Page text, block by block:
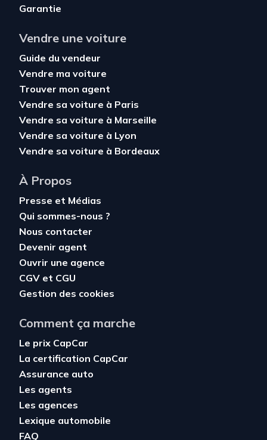
Garantie
Vendre une voiture
Guide du vendeur
Vendre ma voiture
Trouver mon agent
Vendre sa voiture à Paris
Vendre sa voiture à Marseille
Vendre sa voiture à Lyon
Vendre sa voiture à Bordeaux
À Propos
Presse et Médias
Qui sommes-nous ?
Nous contacter
Devenir agent
Ouvrir une agence
CGV et CGU
Gestion des cookies
Comment ça marche
Le prix CapCar
La certification CapCar
Assurance auto
Les agents
Les agences
Lexique automobile
FAQ